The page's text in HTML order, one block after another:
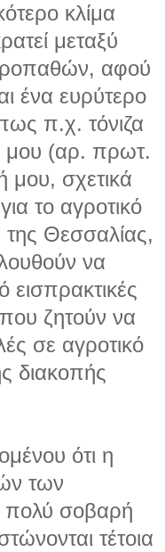
κλίμα
μεταξύ
αφού
ένα ευρύτερο
π.χ. τόνιζα
μου (αρ. πρωτ.
σχετικά
το αγροτικό
Θεσσαλίας,
να
εισπρακτικές
ζητούν να
σε αγροτικό
διακοπής
ότι η
των
πολύ σοβαρή
τέτοια